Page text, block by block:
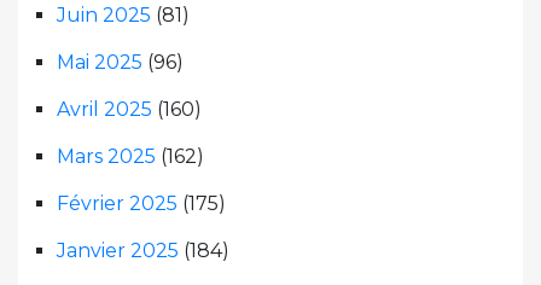
Juin 2025 (81)
Mai 2025 (96)
Avril 2025 (160)
Mars 2025 (162)
Février 2025 (175)
Janvier 2025 (184)